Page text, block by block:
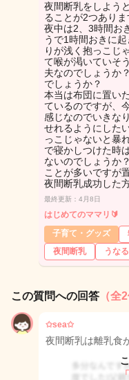
夜間断乳をしよう
ることが2つありま
夜中は2、3時間お
うで1時間おきに
りが浅く抱っこじ
て喉が渇いていそ
夫なのでしょうか
でしょうか？
本当は布団に置い
ているのですが、
感じなのでいきな
せれるようにした
っこじゃないと暴
で寝かしつけた時
ないのでしょうか
ことが多いですが
夜間断乳成功した
最終更新：4月8日
はじめてのママリ🔰
子育て・グッズ
夜間断乳
うなる
この質問への回答 （全2
✩sea✩
夜間断乳は離乳食